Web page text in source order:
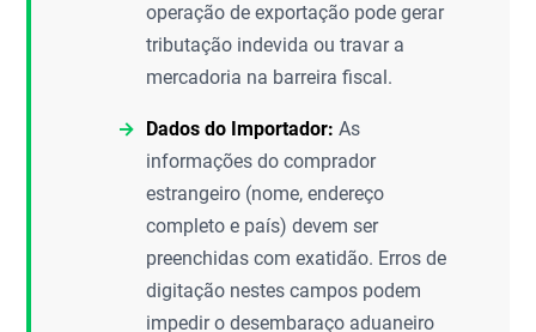
operação de exportação pode gerar
tributação indevida ou travar a
mercadoria na barreira fiscal.
Dados do Importador: As
informações do comprador
estrangeiro (nome, endereço
completo e país) devem ser
preenchidas com exatidão. Erros de
digitação nestes campos podem
impedir o desembaraço aduaneiro